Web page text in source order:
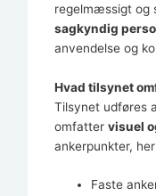
regelmæssigt og
sagkyndig
anvendelse og
Hvad tilsynet
Tilsynet udføres
omfatter visuel
ankerpunkter,
Faste